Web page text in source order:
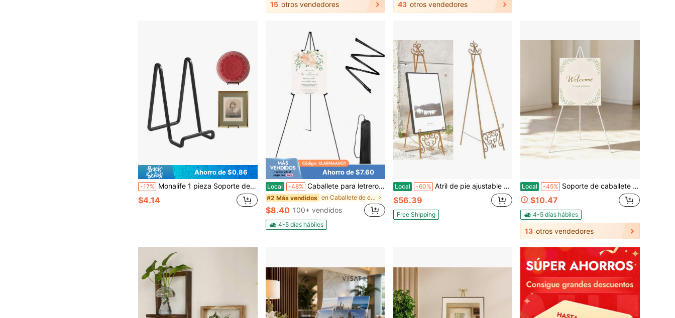
15 otros vendedores 43 otros vendedores
Ahorro de $0.86
-17% Monalife 1 pieza Soporte de placa de metal - Soporte de placa de metal de 4.5 pulgadas - Soporte de marco de fotos de escritorio - Estante de exhibición de hierro negro, adecuado para exhibir imágenes, marcos de fotos, libros, platos decorativos, placas y talla grande.
$4.14
Ahorro de $7.60
Local -48% Caballete para letreros, 63'' Instantáneo para exhibición - Caballetes de suelo plegables y portátiles para arte y manualidades para letreros de bodas y soporte de exhibición de carteles - con bolsa portátil Negro 1 paquete.
#2 Más vendidos en Caballete de exhibición
$8.40 100+ vendidos
4-5 días hábiles
Local -60% Atril de pie ajustable de metal con diseño de voluta de 15"L x 25.5"W x 56.5"H, extra grande, con puerto de cadena, resistente, para letreros, bodas, marcos de fotos, espejos, color dorado, sin necesidad de montaje
$56.39
Free Shipping
Local -45% Soporte de caballete trípode de metal ajustable, soporte de exhibición plegable portátil para letreros de boda, pintura en lienzo, carteles, tableros de presentación, marcos de fotos y decoraciones de eventos, soporte de caballete de arte ajustable en altura para el hogar, estudio, aula, oficina y exhibición de fiestas
$10.47
4-5 días hábiles
13 otros vendedores